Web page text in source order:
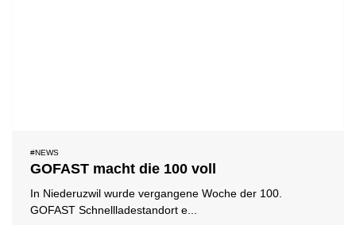
#NEWS
GOFAST macht die 100 voll
In Niederuzwil wurde vergangene Woche der 100.
GOFAST Schnellladestandort e...